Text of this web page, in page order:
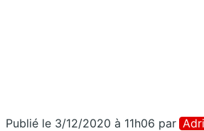
Publié le 3/12/2020 à 11h06 par